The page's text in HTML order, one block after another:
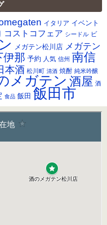
イタリア イベント
コストコフェア シードル ビ
メガテン松川店 メガテン
伊那 予約 人気 信州 南信
本酒 松川町 清酒 焼酎 純米吟醸
メガテン 酒屋 酒
食品 飯田 飯田市